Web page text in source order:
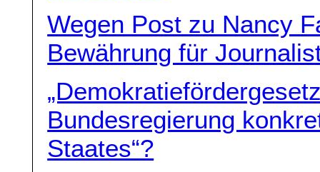
Wegen Post zu Nancy
Bewährung für
Bundesregierung
Staates“?